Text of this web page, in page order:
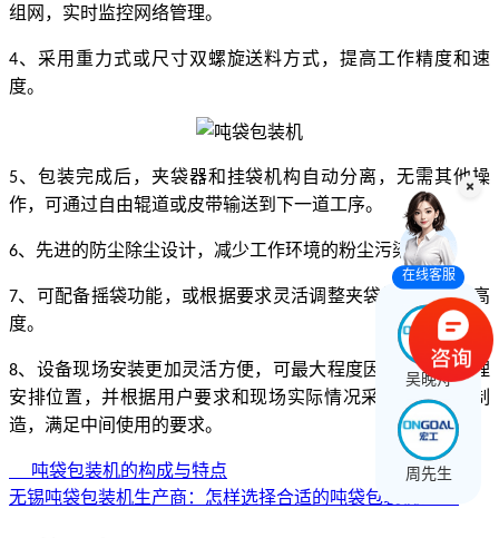
组网，实时监控网络管理。
4、采用重力式或尺寸双螺旋送料方式，提高工作精度和速
度。
5、包装完成后，夹袋器和挂袋机构自动分离，无需其他操
作，可通过自由辊道或皮带输送到下一道工序。
6、先进的防尘除尘设计，减少工作环境的粉尘污染。
7、可配备摇袋功能，或根据要求灵活调整夹袋机和挂钩的高
度。
8、设备现场安装更加灵活方便，可最大程度因地制宜，合理
安排位置，并根据用户要求和现场实际情况采取特殊加工制
造，满足中间使用的要求。
吨袋包装机的构成与特点
无锡吨袋包装机生产商：怎样选择合适的吨袋包装机？
在线客服
吴晚舟
周先生